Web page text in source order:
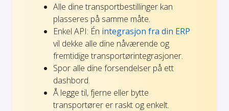
Alle dine transportbestillinger kan
plasseres på samme måte.
Enkel API: Én integrasjon fra din ERP
vil dekke alle dine nåværende og
fremtidige transportørintegrasjoner.
Spor alle dine forsendelser på ett
dashbord.
Å legge til, fjerne eller bytte
transportører er raskt og enkelt.